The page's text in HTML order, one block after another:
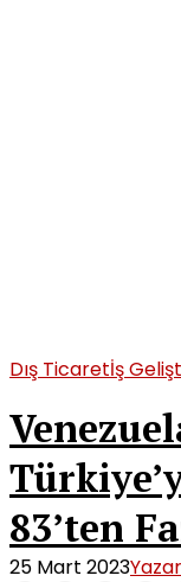
Dış Ticaretİş
83’ten
25 Mart 2023